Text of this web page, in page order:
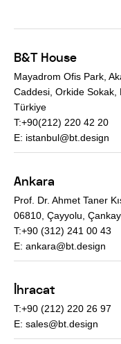
B&T House
Mayadrom Ofis Park,
Caddesi, Orkide Sokak,
Türkiye
T:+90(212) 220 42 20
E: istanbul@bt.design
Ankara
Prof. Dr. Ahmet Taner
06810, Çayyolu,
T:+90 (312) 241 00 43
E: ankara@bt.design
İhracat
T:+90 (212) 220 26 97
E: sales@bt.design